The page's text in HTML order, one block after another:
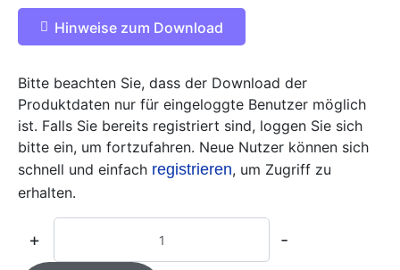
Hinweise zum Download
Bitte beachten Sie, dass der Download der
Produktdaten nur für eingeloggte Benutzer möglich
ist. Falls Sie bereits registriert sind, loggen Sie sich
bitte ein, um fortzufahren. Neue Nutzer können sich
schnell und einfach registrieren, um Zugriff zu
erhalten.
+ -